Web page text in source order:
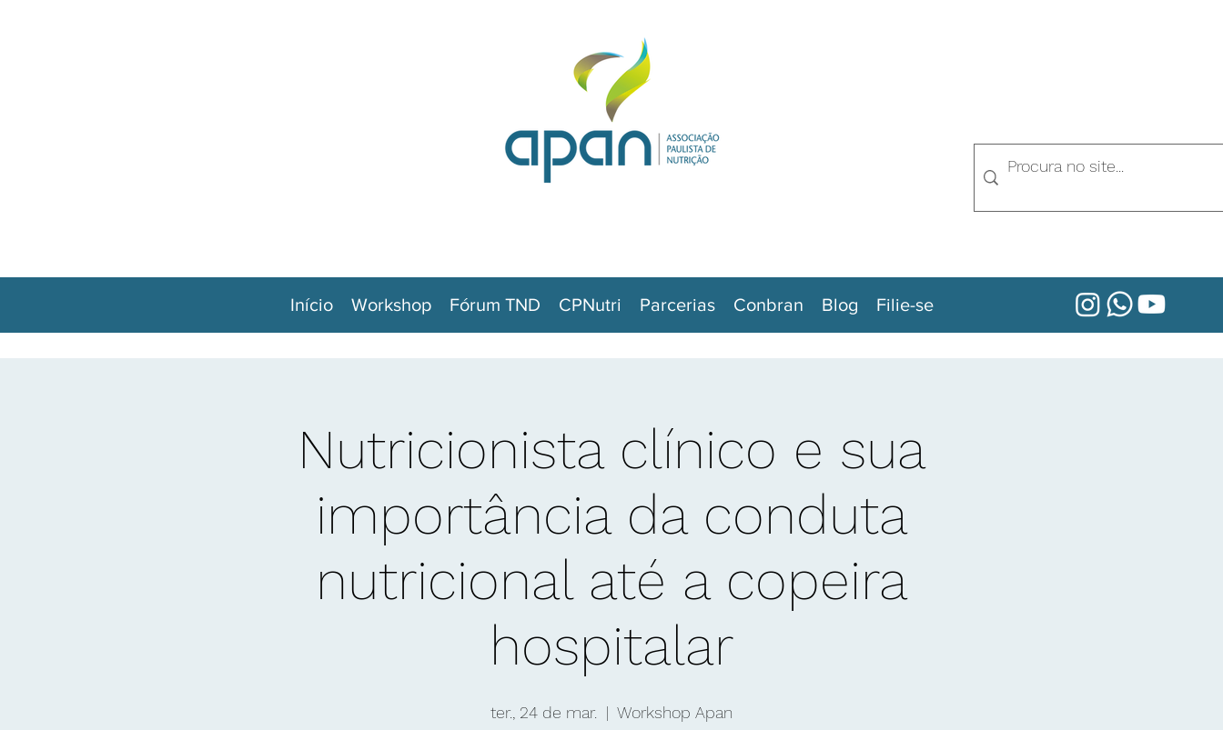
Início Workshop Fórum TND CPNutri Parcerias Conbran Blog Filie-se
Nutricionista clínico e sua
importância da conduta
nutricional até a copeira
hospitalar
ter., 24 de mar.
  |
Workshop Apan